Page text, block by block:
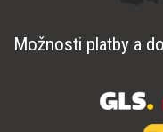
Možnosti platby a